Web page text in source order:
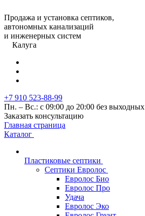
Продажа и установка септиков,
автономных канализаций
и инженерных систем
Калуга
+7 910 523-88-99
Пн. – Вс.: с 09:00 до 20:00 без выходных
Заказать консультацию
Главная страница
Каталог
Пластиковые септики
Септики Евролос
Евролос Био
Евролос Про
Удача
Евролос Эко